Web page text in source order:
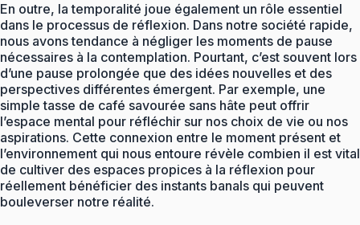
En outre, la temporalité joue également un rôle essentiel
dans le processus de réflexion. Dans notre société rapide,
nous avons tendance à négliger les moments de pause
nécessaires à la contemplation. Pourtant, c’est souvent lors
d’une pause prolongée que des idées nouvelles et des
perspectives différentes émergent. Par exemple, une
simple tasse de café savourée sans hâte peut offrir
l’espace mental pour réfléchir sur nos choix de vie ou nos
aspirations. Cette connexion entre le moment présent et
l’environnement qui nous entoure révèle combien il est vital
de cultiver des espaces propices à la réflexion pour
réellement bénéficier des instants banals qui peuvent
bouleverser notre réalité.